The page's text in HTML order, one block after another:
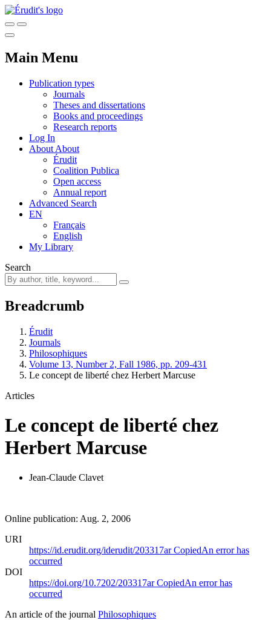
Main Menu
Publication types
Journals
Theses and dissertations
Books and proceedings
Research reports
Log In
About About
Érudit
Coalition Publica
Open access
Annual report
Advanced Search
EN
Français
English
My Library
Search
Breadcrumb
Érudit
Journals
Philosophiques
Volume 13, Number 2, Fall 1986, pp. 209-431
Le concept de liberté chez Herbert Marcuse
Articles
Le concept de liberté chez
Herbert Marcuse
Jean-Claude Clavet
Online publication: Aug. 2, 2006
URI
https://id.erudit.org/iderudit/203317arCopiedAn error has
occurred
DOI
https://doi.org/10.7202/203317arCopiedAn error has
occurred
An article of the journal Philosophiques